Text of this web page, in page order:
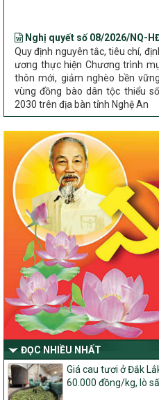
Quy định nguyên tắc, tiêu chí,
ương thực hiện Chương trình
thôn mới, giảm nghèo bền
vùng đồng bào dân tộc thiểu
2030 trên địa bàn tỉnh Nghệ An
Chỉ Thị số 22-CT/TU
nông thôn mới, giảm nghèo
hội vùng đồng bào dân tộc
2030 trên địa bàn tỉnh Nghệ An
Quyết định số 2490/QĐ-UBND
Về việc thành lập Ban Chỉ đạo
dựng nông thôn mới, giảm
xã hội vùng đồng bào dân tộc
-2030 tỉnh Nghệ An
Thông tư Số 23/2026/TT-
Thông tư Hướng dẫn thực
mục tiêu quốc gia xây dựng
vững và phát triển kinh tế – xã
số và miền núi giai đoạn 2026-
nước của Bộ Nông nghiệp và
Quyết định số: 26/2026/QĐ-
Quyết định ban hành Bộ tiêu chí
sản phẩm Mỗi xã một sản phẩm
số: 19/2026/QĐ-TTg
ĐỌC NHIỀU NHẤT
Giá cau tươi ở Đắk
60.000 đồng/kg, lò